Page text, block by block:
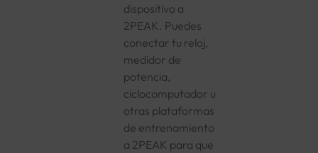
dispositivo a
2PEAK. Puedes
conectar tu reloj,
medidor de
potencia,
ciclocomputador u
otras plataformas
de entrenamiento
a 2PEAK para que